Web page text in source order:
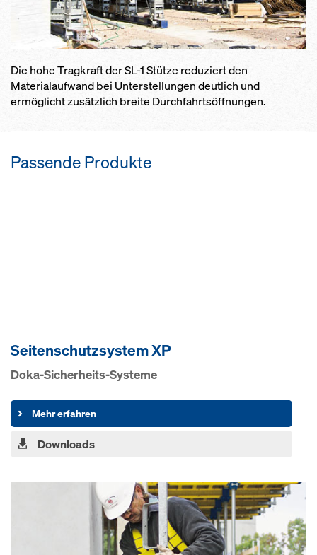
Die hohe Tragkraft der SL-1 Stütze reduziert den
Materialaufwand bei Unterstellungen deutlich und
ermöglicht zusätzlich breite Durchfahrtsöffnungen.
Passende Produkte
Seitenschutz­system XP
Doka-Sicherheits-Systeme
Mehr erfahren
Downloads